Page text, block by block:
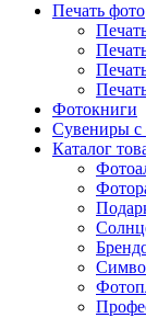
Печать фото
Фотокниги
Сувениры с
Каталог